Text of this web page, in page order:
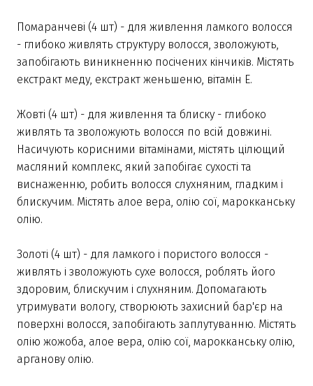
Помаранчеві (4 шт) - для живлення ламкого волосся
- глибоко живлять структуру волосся, зволожують,
запобігають виникненню посічених кінчиків. Містять
екстракт меду, екстракт женьшеню, вітамін Е.
Жовті (4 шт) - для живлення та блиску - глибоко
живлять та зволожують волосся по всій довжині.
Насичують корисними вітамінами, містять цілющий
масляний комплекс, який запобігає сухості та
виснаженню, робить волосся слухняним, гладким і
блискучим. Містять алое вера, олію сої, марокканську
олію.
Золоті (4 шт) - для ламкого і пористого волосся -
живлять і зволожують сухе волосся, роблять його
здоровим, блискучим і слухняним. Допомагають
утримувати вологу, створюють захисний бар'єр на
поверхні волосся, запобігають заплутуванню. Містять
олію жожоба, алое вера, олію сої, марокканську олію,
арганову олію.